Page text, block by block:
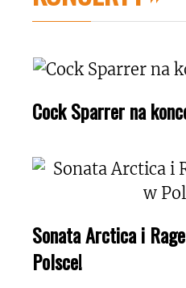
Cock Sparrer na
Sonata Arctica i
Polsce!